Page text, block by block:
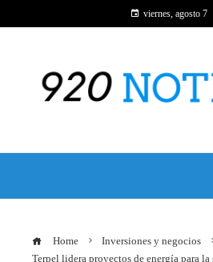
viernes, agosto 7
Home
Inversiones y negocios
Terpel lidera proyectos de energía para